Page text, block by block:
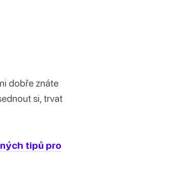
dobře znáte
si, trvat
tipů pro